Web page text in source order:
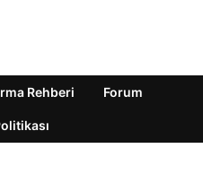
Rehberi Forum